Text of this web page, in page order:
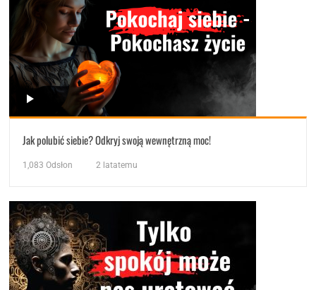
Jak polubić siebie? Odkryj swoją wewnętrzną moc!
1,083 Odsłon 2 latatemu